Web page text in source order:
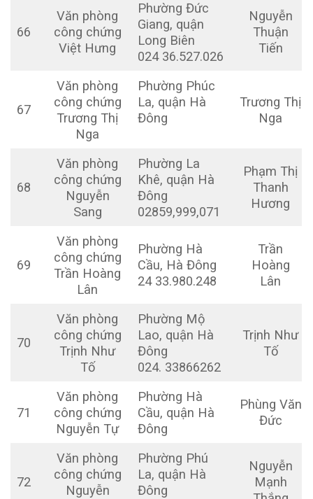
66
Văn phòng
công chứng
Việt Hưng
Phường Đức
Giang, quận
Long Biên
024 36.527.026
Nguyễn
Thuận
Tiến
67
Văn phòng
công chứng
Trương Thị
Nga
Phường Phúc
La, quận Hà
Đông
Trương Thị
Nga
68
Văn phòng
công chứng
Nguyễn
Sang
Phường La
Khê, quận Hà
Đông
02859,999,071
Phạm Thị
Thanh
Hương
69
Văn phòng
công chứng
Trần Hoàng
Lân
Phường Hà
Cầu, Hà Đông
24 33.980.248
Trần
Hoàng
Lân
70
Văn phòng
công chứng
Trịnh Như
Tố
Phường Mộ
Lao, quận Hà
Đông
024. 33866262
Trịnh Như
Tố
71
Văn phòng
công chứng
Nguyễn Tự
Phường Hà
Cầu, quận Hà
Đông
Phùng Văn
Đức
72
Văn phòng
công chứng
Nguyễn
Phường Phú
La, quận Hà
Đông
Nguyễn
Mạnh